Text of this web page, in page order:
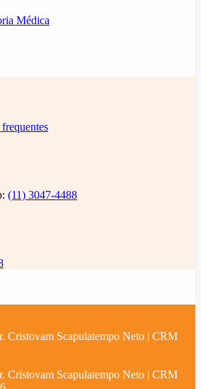
Médica
(11) 3047-4488
Cristovam Scapulatempo Neto | CRM
Cristovam Scapulatempo Neto | CRM